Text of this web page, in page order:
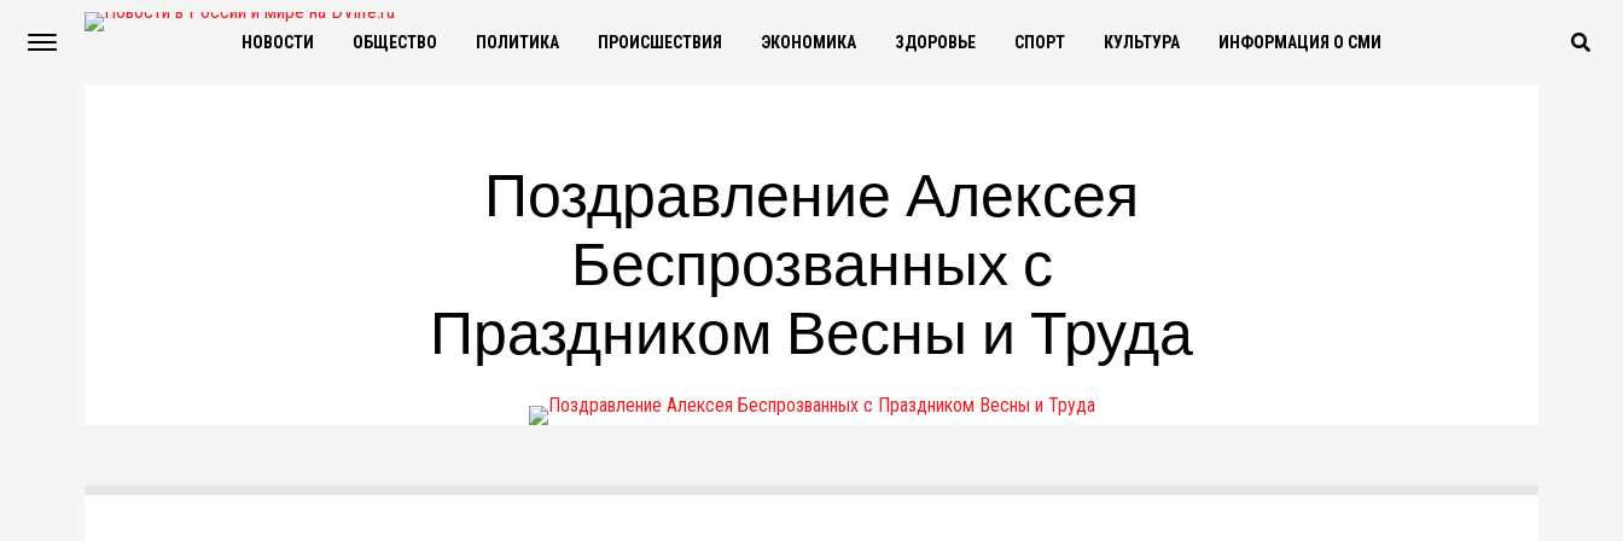
НОВОСТИ ОБЩЕСТВО ПОЛИТИКА ПРОИСШЕСТВИЯ ЭКОНОМИКА ЗДОРОВЬЕ СПОРТ КУЛЬТУРА ИНФОРМАЦИЯ О СМИ
Поздравление Алексея
Беспрозванных с
Праздником Весны и Труда